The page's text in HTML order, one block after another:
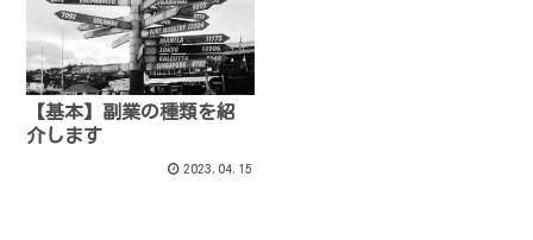
【基本】副業の種類を紹
介します
2023.04.15